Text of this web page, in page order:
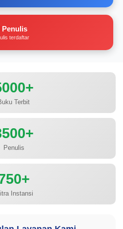
Penulis
terdaftar
Terbit
Penulis
Instansi